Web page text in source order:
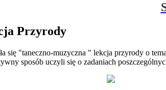
Przyrody
się "taneczno-muzyczna " lekcja przyrody o
sposób uczyli się o zadaniach